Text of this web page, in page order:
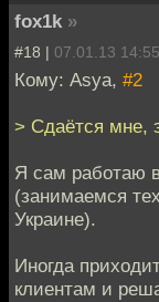
fox1k »
#18 | 07.01.13 14:55
Кому: Asya, #2
> Сдаётся мне,
Я сам работаю
(занимаемся
Украине).
Иногда
клиентам и